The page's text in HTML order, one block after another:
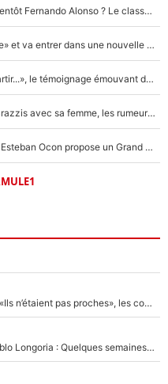
Max Verstappen, Lewis Hamilton… et bientôt Fernando Alonso ? Le classement des pilotes les mieux payés en Formule 1 risque de changer !
F1 - Alpine signe un accord «impensable» et va entrer dans une nouvelle dimension : Grande nouvelle pour Pierre Gasly !
F1 : « Je lui ai fait un câlin, puis j’ai dû partir...», le témoignage émouvant de Max Verstappen sur sa fille
F1 : Charles Leclerc surpris par les paparazzis avec sa femme, les rumeurs étaient vraies !
Comme pour le final du Tour de France, Esteban Ocon propose un Grand Prix de Formule 1 à Paris : «Autour de l’Arc de Triomphe, ce serait génial» !
Zinédine Zidane et Didier Deschamps : «Ils n’étaient pas proches», les confidences d’un membre de l’équipe de France 1998 sur leur relation spéciale
Medhi Benatia s'est «senti trahi» par Pablo Longoria : Quelques semaines après son départ, l'ancien directeur de football de l'OM règle ses comptes